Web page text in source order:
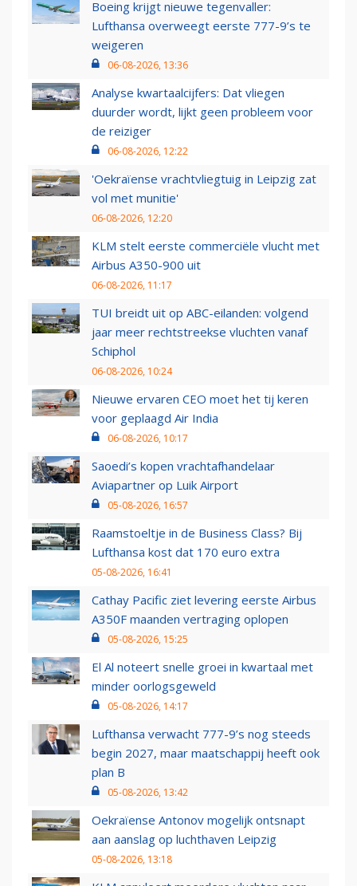
Boeing krijgt nieuwe tegenvaller:
Lufthansa overweegt eerste 777-9’s te
weigeren
06-08-2026, 13:36
Analyse kwartaalcijfers: Dat vliegen
duurder wordt, lijkt geen probleem voor
de reiziger
06-08-2026, 12:22
'Oekraïense vrachtvliegtuig in Leipzig zat
vol met munitie'
06-08-2026, 12:20
KLM stelt eerste commerciële vlucht met
Airbus A350-900 uit
06-08-2026, 11:17
TUI breidt uit op ABC-eilanden: volgend
jaar meer rechtstreekse vluchten vanaf
Schiphol
06-08-2026, 10:24
Nieuwe ervaren CEO moet het tij keren
voor geplaagd Air India
06-08-2026, 10:17
Saoedi’s kopen vrachtafhandelaar
Aviapartner op Luik Airport
05-08-2026, 16:57
Raamstoeltje in de Business Class? Bij
Lufthansa kost dat 170 euro extra
05-08-2026, 16:41
Cathay Pacific ziet levering eerste Airbus
A350F maanden vertraging oplopen
05-08-2026, 15:25
El Al noteert snelle groei in kwartaal met
minder oorlogsgeweld
05-08-2026, 14:17
Lufthansa verwacht 777-9’s nog steeds
begin 2027, maar maatschappij heeft ook
plan B
05-08-2026, 13:42
Oekraïense Antonov mogelijk ontsnapt
aan aanslag op luchthaven Leipzig
05-08-2026, 13:18